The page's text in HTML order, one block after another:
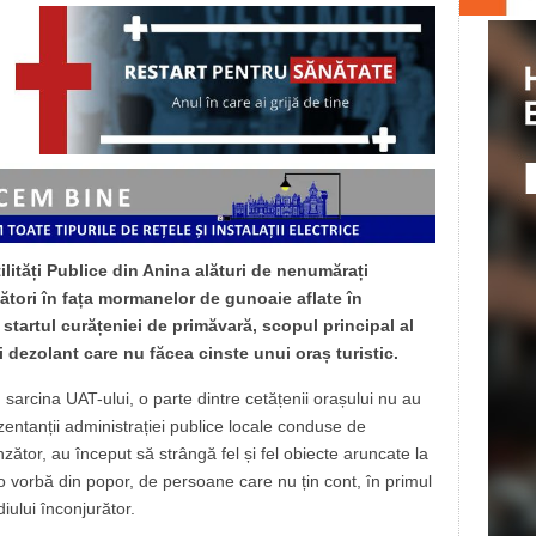
Publice din Anina alături de nenumărați
în fața mormanelor de gunoaie aflate în
curățeniei de primăvară, scopul principal al
care nu făcea cinste unui oraș turistic.
UAT-ului, o parte dintre cetățenii orașului nu au
administrației publice locale conduse de
au început să strângă fel și fel obiecte aruncate la
din popor, de persoane care nu țin cont, în primul
înconjurător.